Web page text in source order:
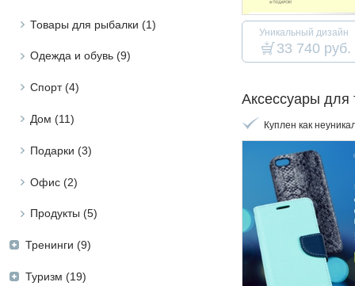
Товары для рыбалки (1)
Одежда и обувь (9)
Cпорт (4)
Дом (11)
Подарки (3)
Офис (2)
Продукты (5)
Тренинги (9)
Туризм (19)
Уникальный дизайн
33 740 руб.
Аксессуары для
Куплен как